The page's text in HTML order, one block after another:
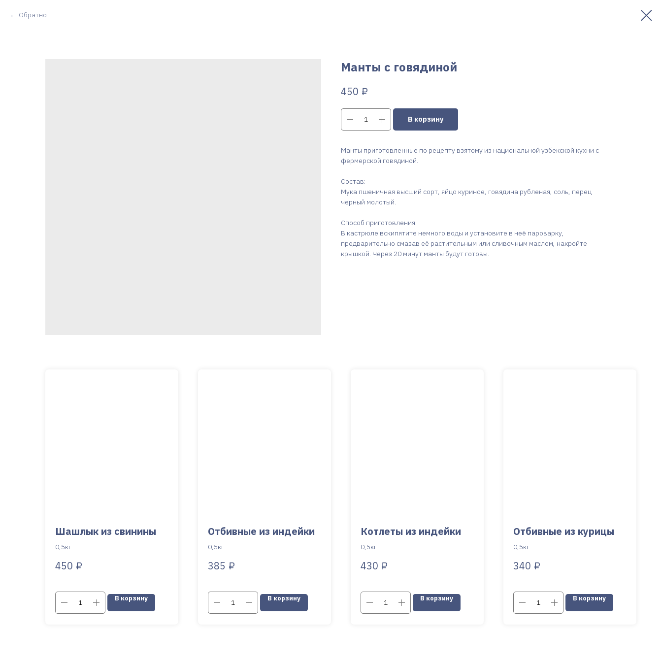
Обратно
Манты с говядиной
450 ₽
В корзину
Манты приготовленные по рецепту взятому из национальной узбекской кухни с
фермерской говядиной.
Состав:
Мука пшеничная высший сорт, яйцо куриное, говядина рубленая, соль, перец
черный молотый.
Способ приготовления:
В кастрюле вскипятите немного воды и установите в неё пароварку,
предварительно смазав её растительным или сливочным маслом, накройте
крышкой. Через 20 минут манты будут готовы.
Шашлык из свинины
0,5кг
450 ₽
В корзину
Отбивные из индейки
0,5кг
385 ₽
В корзину
Котлеты из индейки
0,5кг
430 ₽
В корзину
Отбивные из курицы
0,5кг
340 ₽
В корзину